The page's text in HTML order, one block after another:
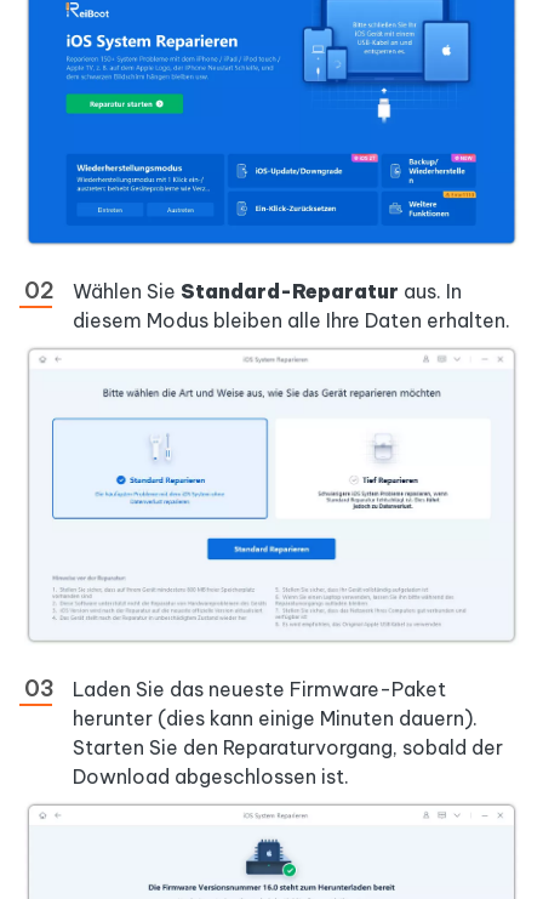
Wählen Sie Standard-Reparatur aus. In
diesem Modus bleiben alle Ihre Daten erhalten.
Laden Sie das neueste Firmware-Paket
herunter (dies kann einige Minuten dauern).
Starten Sie den Reparaturvorgang, sobald der
Download abgeschlossen ist.